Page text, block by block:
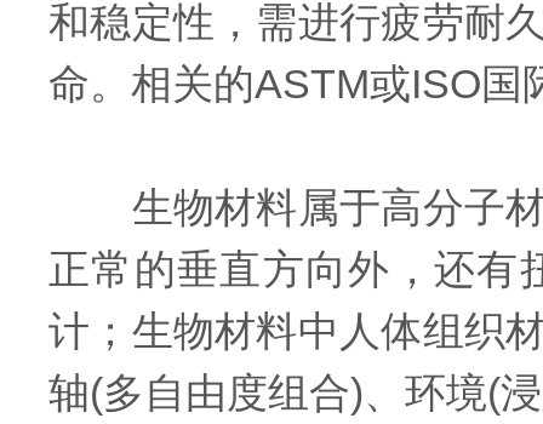
和稳定性，需进行疲劳耐
命。相关的ASTM或ISO
生物材料属于高分子材
正常的垂直方向外，还有
计；生物材料中人体组织
轴(多自由度组合)、环境(